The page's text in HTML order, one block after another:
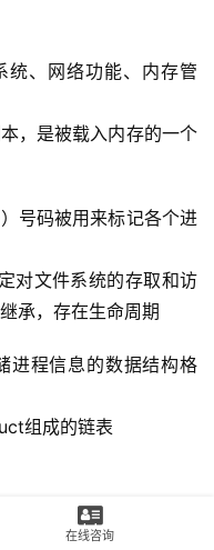
统、网络功能、内存管
，是被载入内存的一个
号码被用来标记各个进
对文件系统的存取和访
承，存在生命周期
程信息的数据结构格
组成的链表
在线咨询